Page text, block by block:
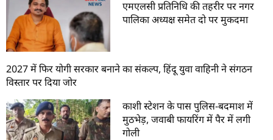
एमएलसी प्रतिनिधि की तहरीर पर नगर
पालिका अध्यक्ष समेत दो पर मुकदमा
2027 में फिर योगी सरकार बनाने का संकल्प, हिंदू युवा वाहिनी ने संगठन
विस्तार पर दिया जोर
काशी स्टेशन के पास पुलिस-बदमाश में
मुठभेड़, जवाबी फायरिंग में पैर में लगी
गोली